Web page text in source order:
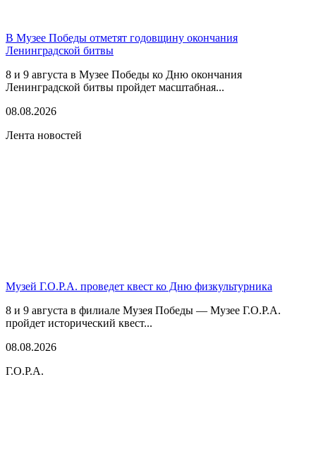
В Музее Победы отметят годовщину окончания
Ленинградской битвы
8 и 9 августа в Музее Победы ко Дню окончания
Ленинградской битвы пройдет масштабная...
08.08.2026
Лента новостей
Музей Г.О.Р.А. проведет квест ко Дню физкультурника
8 и 9 августа в филиале Музея Победы — Музее Г.О.Р.А.
пройдет исторический квест...
08.08.2026
Г.О.Р.А.